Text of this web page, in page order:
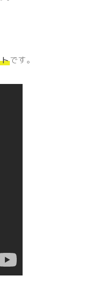
です。